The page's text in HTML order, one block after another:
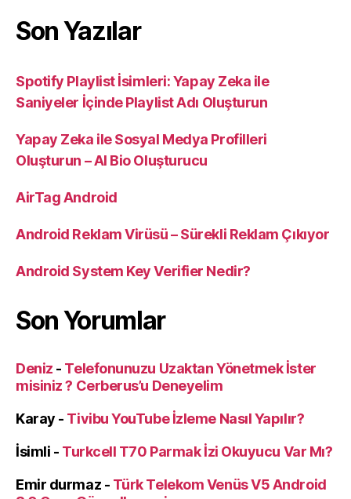
Son Yazılar
Spotify Playlist İsimleri: Yapay Zeka ile
Saniyeler İçinde Playlist Adı Oluşturun
Yapay Zeka ile Sosyal Medya Profilleri
Oluşturun – AI Bio Oluşturucu
AirTag Android
Android Reklam Virüsü – Sürekli Reklam Çıkıyor
Android System Key Verifier Nedir?
Son Yorumlar
Deniz - Telefonunuzu Uzaktan Yönetmek İster
misiniz ? Cerberus’u Deneyelim
Karay - Tivibu YouTube İzleme Nasıl Yapılır?
İsimli - Turkcell T70 Parmak İzi Okuyucu Var Mı?
Emir durmaz - Türk Telekom Venüs V5 Android